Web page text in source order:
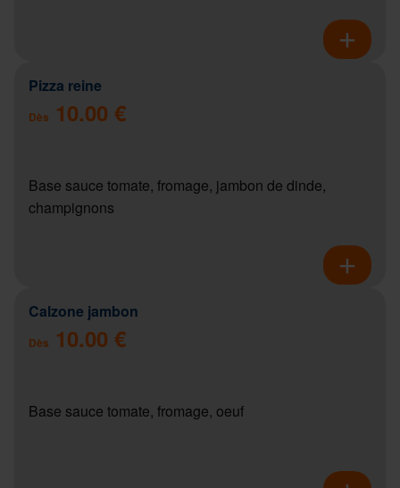
Pizza reine
Dès 10.00 €
Base sauce tomate, fromage, jambon de dinde,
champignons
Calzone jambon
Dès 10.00 €
Base sauce tomate, fromage, oeuf